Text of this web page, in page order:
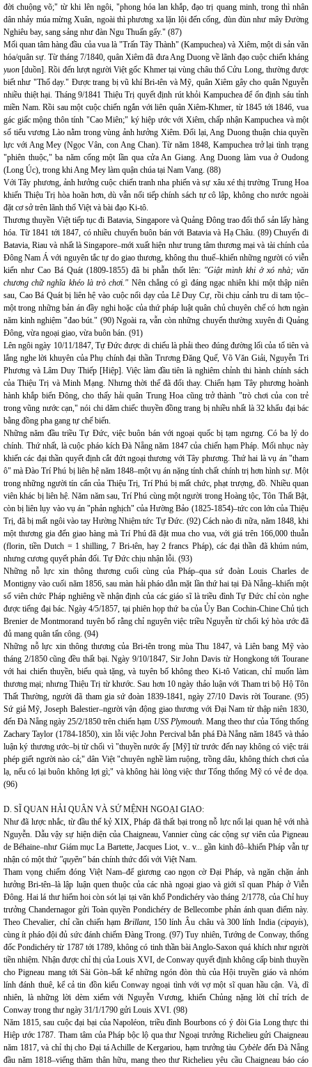
đời chuộng võ;" từ khi lên ngôi, "phong hóa lan khắp, đạo trị quang minh, trong thì nhân
dân nhảy múa mừng Xuân, ngoài thì phương xa lặn lội đến cống, đùn đùn như mây Đường
Nghiêu bay, sang sảng như đàn Ngu Thuấn gẩy." (87)
Mối quan tâm hàng đầu của vua là "Trấn Tây Thành" (Kampuchea) và Xiêm, một di sản văn
hóa/quân sự. Từ tháng 7/1840, quân Xiêm đã đưa Ang Duong về lãnh đạo cuộc chiến kháng
yuon [duồn]. Rồi đến lượt người Việt gốc Khmer tại vùng châu thổ Cửu Long, thường được
biết như "Thổ dạy." Được trang bị vũ khí Bri-tên và Mỹ, quân Xiêm gây cho quân Nguyễn
nhiều thiệt hại. Tháng 9/1841 Thiệu Trị quyết định rút khỏi Kampuchea để ổn định sáu tỉnh
miền Nam. Rồi sau một cuộc chiến ngắn với liên quân Xiêm-Khmer, từ 1845 tới 1846, vua
gác giấc mộng thôn tính "Cao Miên;" ký hiệp ước với Xiêm, chấp nhận Kampuchea và một
số tiểu vương Lào nằm trong vùng ảnh hưởng Xiêm. Đổi lại, Ang Duong thuận chia quyền
lực với Ang Mey (Ngọc Vân, con Ang Chan). Từ năm 1848, Kampuchea trở lại tình trạng
"phiên thuộc," ba năm cống một lần qua cửa An Giang. Ang Duong làm vua ở Oudong
(Long Úc), trong khi Ang Mey làm quận chúa tại Nam Vang. (88)
Với Tây phương, ảnh hưởng cuộc chiến tranh nha phiến và sự xâu xé thị trường Trung Hoa
khiến Thiệu Trị hòa hoãn hơn, dù vẫn nối tiếp chính sách tự cô lập, không cho nước ngoài
đặt cơ sở trên lãnh thổ Việt và bài đạo Ki-tô.
Thương thuyền Việt tiếp tục đi Batavia, Singapore và Quảng Đông trao đổi thổ sản lấy hàng
hóa. Từ 1841 tới 1847, có nhiều chuyến buôn bán với Batavia và Hạ Châu. (89) Chuyến đi
Batavia, Riau và nhất là Singapore–mới xuất hiện như trung tâm thương mại và tài chính của
Đông Nam Á với nguyên tắc tự do giao thương, không thu thuế–khiến những người có viễn
kiến như Cao Bá Quát (1809-1855) đã bi phẫn thốt lên: "Giật mình khi ở xó nhà; văn
chương chữ nghĩa khéo là trò chơi." Nên chẳng có gì đáng ngạc nhiên khi một thập niên
sau, Cao Bá Quát bị liên hệ vào cuộc nổi dạy của Lê Duy Cự, rồi chịu cảnh tru di tam tộc–
một trong những bản án đầy nghi hoặc của thứ pháp luật quân chủ chuyên chế có hơn ngàn
năm kinh nghiệm "đao bút." (90) Ngoài ra, vẫn còn những chuyến thường xuyên đi Quảng
Đông, vừa ngoại giao, vừa buôn bán. (91)
Lên ngôi ngày 10/11/1847, Tự Đức được di chiếu là phải theo đúng đường lối của tổ tiên và
lắng nghe lời khuyên của Phụ chính đại thần Trương Đăng Quế, Võ Văn Giải, Nguyễn Tri
Phương và Lâm Duy Thiếp [Hiệp]. Việc làm đầu tiên là nghiêm chỉnh thi hành chính sách
của Thiệu Trị và Minh Mạng. Nhưng thời thế đã đổi thay. Chiến hạm Tây phương hoành
hành khắp biển Đông, cho thấy hải quân Trung Hoa cũng trở thành "trò chơi của con trẻ
trong vũng nước cạn," nói chi dăm chiếc thuyền đồng trang bị nhiều nhất là 32 khẩu đại bác
bằng đồng pha gang tự chế biến.
Những năm đầu triều Tự Đức, việc buôn bán với ngoại quốc bị tạm ngưng. Có ba lý do
chính. Thứ nhất, là cuộc pháo kích Đà Nẵng năm 1847 của chiến hạm Pháp. Mối nhục này
khiến các đại thần quyết định cắt đứt ngoại thương với Tây phương. Thứ hai là vụ án "tham
ô" mà Đào Trí Phú bị liên hệ năm 1848–một vụ án nặng tính chất chính trị hơn hình sự. Một
trong những người tín cẩn của Thiệu Trị, Trí Phú bị mất chức, phạt trượng, đồ. Nhiều quan
viên khác bị liên hệ. Năm năm sau, Trí Phú cùng một người trong Hoàng tộc, Tôn Thất Bật,
còn bị liên lụy vào vụ án "phản nghịch" của Hường Bảo (1825-1854)–tức con lớn của Thiệu
Trị, đã bị mất ngôi vào tay Hường Nhiệm tức Tự Đức. (92) Cách nào đi nữa, năm 1848, khi
một thương gia đến giao hàng mà Trí Phú đã đặt mua cho vua, với giá trên 166,000 thuẫn
(florin, tiền Dutch = 1 shilling, 7 Bri-tên, hay 2 francs Pháp), các đại thần đã khúm núm,
nhưng cương quyết phản đối. Tự Đức chịu nhận lỗi. (93)
Những nỗ lực xin thông thương cuối cùng của Pháp–qua sứ đoàn Louis Charles de
Montigny vào cuối năm 1856, sau màn hải pháo dằn mặt lần thứ hai tại Đà Nẵng–khiến một
số viên chức Pháp nghiêng về nhận định của các giáo sĩ là triều đình Tự Đức chỉ còn nghe
được tiếng đại bác. Ngày 4/5/1857, tại phiên họp thứ ba của Ủy Ban Cochin-Chine Chủ tịch
Brenier de Montmorand tuyên bố rằng chỉ nguyên việc triều Nguyễn từ chối ký hòa ước đã
đủ mang quân tấn công. (94)
Những nỗ lực xin thông thương của Bri-tên trong mùa Thu 1847, và Liên bang Mỹ vào
tháng 2/1850 cũng đều thất bại. Ngày 9/10/1847, Sir John Davis từ Hongkong tới Tourane
với hai chiến thuyền, biếu quà tặng, và tuyên bố không theo Ki-tô Vatican, chỉ muốn làm
thương mại; nhưng Thiệu Trị từ khước. Sau hơn 10 ngày thảo luận với Tham tri bộ Hộ Tôn
Thất Thường, người đã tham gia sứ đoàn 1839-1841, ngày 27/10 Davis rời Tourane. (95)
Sứ giả Mỹ, Joseph Balestier–người vận động giao thương với Đại Nam từ thập niên 1830,
đến Đà Nẵng ngày 25/2/1850 trên chiến hạm USS Plymouth. Mang theo thư của Tổng thống
Zachary Taylor (1784-1850), xin lỗi việc John Percival bắn phá Đà Nẵng năm 1845 và thảo
luận ký thương ước–bị từ chối vì "thuyền nước ấy [Mỹ] từ trước đến nay không có việc trái
phép giết người nào cả;" dân Việt "chuyên nghề làm ruộng, trồng dâu, không thích chơi của
lạ, nếu có lại buôn không lợi gì;" và không hài lòng việc thư Tổng thống Mỹ có vẻ đe dọa.
(96)
D. SĨ QUAN HẢI QUÂN VÀ SỨ MỆNH NGOẠI GIAO:
Như đã lược nhắc, từ đầu thế kỷ XIX, Pháp đã thất bại trong nỗ lực nối lại quan hệ với nhà
Nguyễn. Dẫu vậy sự hiện diện của Chaigneau, Vannier cùng các cộng sự viên của Pigneau
de Béhaine–như Giám mục La Bartette, Jacques Liot, v.. v... gần kinh đô–khiến Pháp vẫn tự
nhận có một thứ "quyền" bán chính thức đối với Việt Nam.
Tham vọng chiếm đóng Việt Nam–để giương cao ngọn cờ Đại Pháp, và ngăn chặn ảnh
hưởng Bri-tên–là lập luận quen thuộc của các nhà ngoại giao và giới sĩ quan Pháp ở Viễn
Đông. Hai lá thư hiếm hoi còn sót lại tại văn khố Pondichéry vào tháng 2/1778, của Chỉ huy
trưởng Chandernagor gửi Toàn quyền Pondichéry de Bellecombe phản ánh quan điểm này.
Theo Chevalier, chỉ cần chiến hạm Brillant,150 lính Âu châu và 300 lính India (cipayis),
cùng ít pháo đội đủ sức đánh chiếm Đàng Trong. (97) Tuy nhiên, Tướng de Conway, thống
đốc Pondichéry từ 1787 tới 1789, không có tinh thần bài Anglo-Saxon quá khích như người
tiền nhiệm. Nhận được chỉ thị của Louis XVI, de Conway quyết định không cấp binh thuyền
cho Pigneau mang tới Sài Gòn–bất kể những ngón đòn thù của Hội truyền giáo và nhóm
lính đánh thuê, kể cả tin đồn kiểu Conway ngoại tình với vợ một sĩ quan hầu cận. Và, dĩ
nhiên, là những lời dèm xiểm với Nguyễn Vương, khiến Chủng nặng lời chỉ trích de
Conway trong thư ngày 31/1/1790 gửi Louis XVI. (98)
Năm 1815, sau cuộc đại bại của Napoléon, triều đình Bourbons có ý đòi Gia Long thực thi
Hiệp ước 1787. Tham tâm của Pháp bộc lộ qua thư Ngoại trưởng Richelieu gửi Chaigneau
năm 1817, và chỉ thị cho Đại tá Achille de Kergariou, hạm trưởng tàuCybèle đến Đà Nẵng
đầu năm 1818–viếng thăm thân hữu, mang theo thư Richelieu yêu cầu Chaigneau báo cáo